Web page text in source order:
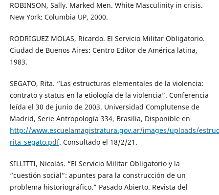
ROBINSON, Sally. Marked Men. White Masculinity in crisis.
New York: Columbia UP, 2000.
RODRIGUEZ MOLAS, Ricardo. El Servicio Militar Obligatorio.
Ciudad de Buenos Aires: Centro Editor de América latina,
1983.
SEGATO, Rita. “Las estructuras elementales de la violencia:
contrato y status en la etiología de la violencia”. Conferencia
leída el 30 de junio de 2003. Universidad Complutense de
Madrid, Serie Antropología 334, Brasilia, Disponible en
http://www.escuelamagistratura.gov.ar/images/uploads/
rita_segato.pdf. Consultado el 18/2/21.
SILLITTI, Nicolás. “El Servicio Militar Obligatorio y la
“cuestión social”: apuntes para la construcción de un
problema historiográfico.” Pasado Abierto. Revista del